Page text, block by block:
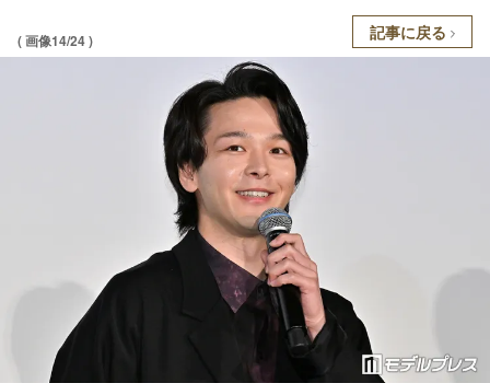
( 画像14/24 ) 記事に戻る